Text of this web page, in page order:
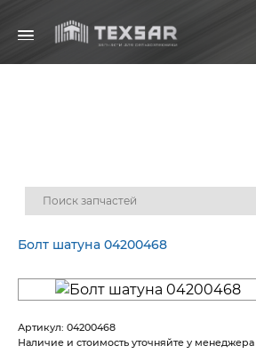
Болт шатуна 04200468
Артикул: 04200468
Наличие и стоимость уточняйте у менеджера